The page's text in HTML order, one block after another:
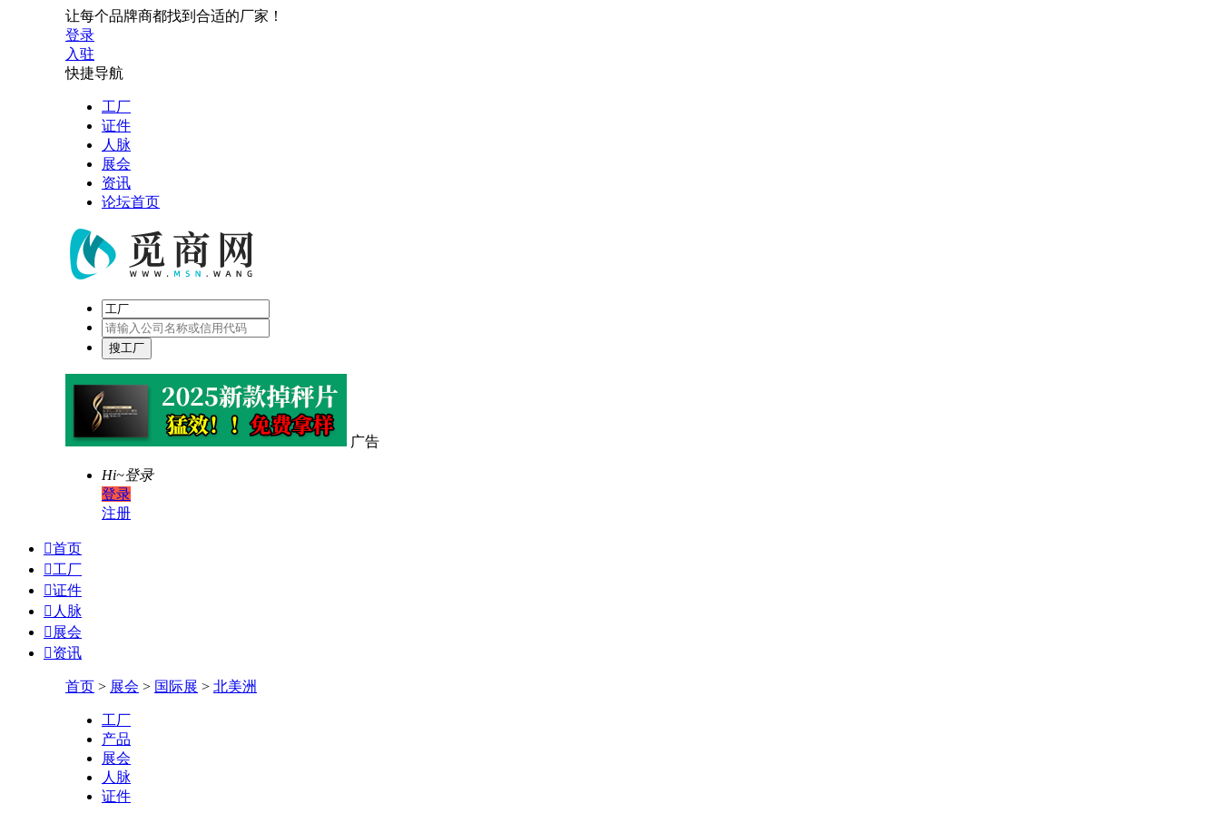
让每个品牌商都找到合适的厂家！
登录
入驻
快捷导航
工厂
证件
人脉
展会
资讯
论坛首页
广告
Hi~登录
登录
注册
首页
工厂
证件
 人脉
 展会
资讯
首页 > 展会 > 国际展 > 北美洲
工厂
产品
展会
人脉
证件